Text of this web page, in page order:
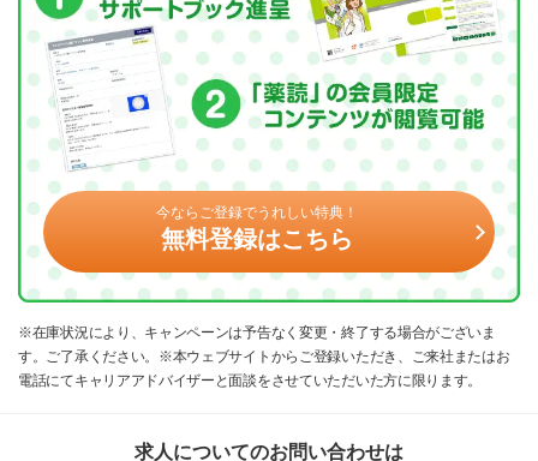
今ならご登録でうれしい特典！
無料登録はこちら
※在庫状況により、キャンペーンは予告なく変更・終了する場合がございま
す。ご了承ください。※本ウェブサイトからご登録いただき、ご来社またはお
電話にてキャリアアドバイザーと面談をさせていただいた方に限ります。
求人についてのお問い合わせは